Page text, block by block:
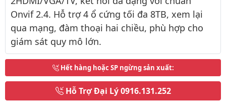
Onvif 2.4. Hỗ trợ 4 ổ cứng tối đa 8TB, xem lại
qua mạng, đàm thoại hai chiều, phù hợp cho
giám sát quy mô lớn.
Hết hàng hoặc SP ngừng sản xuất:
Hỗ Trợ Đại Lý0916.131.252